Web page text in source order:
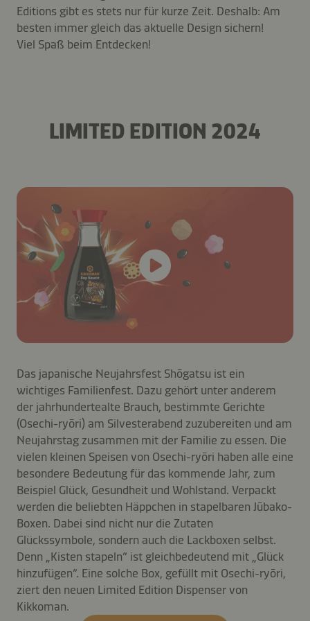
Editions gibt es stets nur für kurze Zeit. Deshalb: Am
besten immer gleich das aktuelle Design sichern!
Viel Spaß beim Entdecken!
LIMITED EDITION 2024
Das japanische Neujahrsfest Shōgatsu ist ein
wichtiges Familienfest. Dazu gehört unter anderem
der jahrhundertealte Brauch, bestimmte Gerichte
(Osechi-ryōri) am Silvesterabend zuzubereiten und am
Neujahrstag zusammen mit der Familie zu essen. Die
vielen kleinen Speisen von Osechi-ryōri haben alle eine
besondere Bedeutung für das kommende Jahr, zum
Beispiel Glück, Gesundheit und Wohlstand. Verpackt
werden die beliebten Häppchen in stapelbaren Jūbako-
Boxen. Dabei sind nicht nur die Zutaten
Glückssymbole, sondern auch die Lackboxen selbst.
Denn „Kisten stapeln” ist gleichbedeutend mit „Glück
hinzufügen”. Eine solche Box, gefüllt mit Osechi-ryōri,
ziert den neuen Limited Edition Dispenser von
Kikkoman.